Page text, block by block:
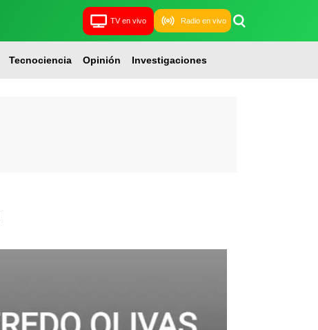
TV en vivo Radio en vivo
Tecnociencia Opinión Investigaciones